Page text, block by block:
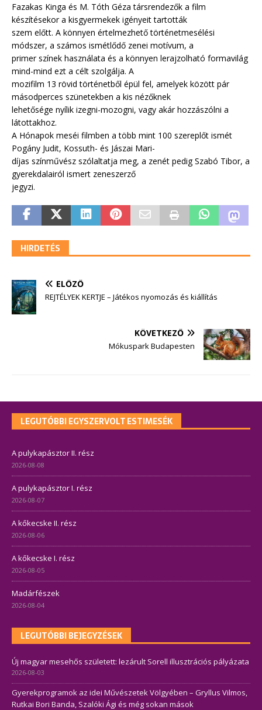
Fazakas Kinga és M. Tóth Géza társrendezők a film
készítésekor a kisgyermekek igényeit tartották
szem előtt. A könnyen értelmezhető történetmesélési
módszer, a számos ismétlődő zenei motívum, a
primer színek használata és a könnyen lerajzolható formavilág
mind-mind ezt a célt szolgálja. A
mozifilm 13 rövid történetből épül fel, amelyek között pár
másodperces szünetekben a kis nézőknek
lehetősége nyílik izegni-mozogni, vagy akár hozzászólni a
látottakhoz.
A Hónapok meséi filmben a több mint 100 szereplőt ismét
Pogány Judit, Kossuth- és Jászai Mari-
díjas színművész szólaltatja meg, a zenét pedig Szabó Tibor, a
gyerekdalairól ismert zeneszerző
jegyzi.
HIRDETÉS
ELŐZŐ
REJTÉLYEK KERTJE – Játékos nyomozás és kiállítás
KÖVETKEZŐ
Mókuspark Budapesten
LEGUTÓBBI EGYSZERVOLT ESTIMESÉK
A pulykapásztor II. rész
2026-08-08
A pulykapásztor I. rész
2026-08-07
A kőkecske II. rész
2026-08-06
A kőkecske I. rész
2026-08-05
Madárfészek
2026-08-04
LEGUTÓBBI BEJEGYZÉSEK
Új magyar mesehős született: lezárult Sorell illusztrációs pályázata
2026-08-03
Gyerekprogramok az idei Művészetek Völgyében – Gryllus Vilmos,
Rutkai Bori Banda, Szalóki Ági és még sokan mások